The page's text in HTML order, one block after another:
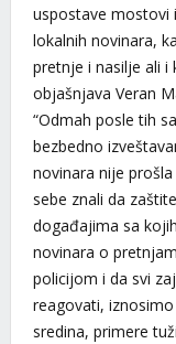
uspostave mostovi
lokalnih novinara,
pretnje i nasilje ali i
objašnjava Veran
“Odmah posle tih
bezbedno
novinara nije
sebe znali da
događajima sa
novinara o
policijom i da svi
reagovati,
sredina, primere